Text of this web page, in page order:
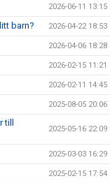
2026-06-11 13:15
barn? 2026-04-22 18:53
2026-04-06 18:28
2026-02-15 11:21
2026-02-11 14:45
2025-08-05 20:06
2025-05-16 22:09
2025-03-03 16:29
2025-02-15 17:54